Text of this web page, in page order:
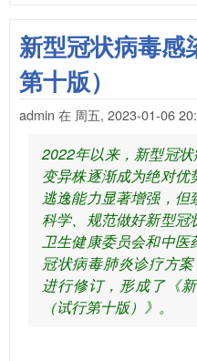
新型冠状病毒感
第十版）
admin 在 周五, 2023-01-06
2022年以来，新型冠状
变异株逐渐成为绝对优
逃逸能力显著增强，但
科学、规范做好新型冠
卫生健康委员会和中医
冠状病毒肺炎诊疗方
进行修订，形成了《
（试行第十版）》。